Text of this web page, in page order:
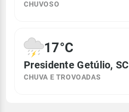
CHUVOSO
17°C
Presidente Getúlio, SC
CHUVA E TROVOADAS